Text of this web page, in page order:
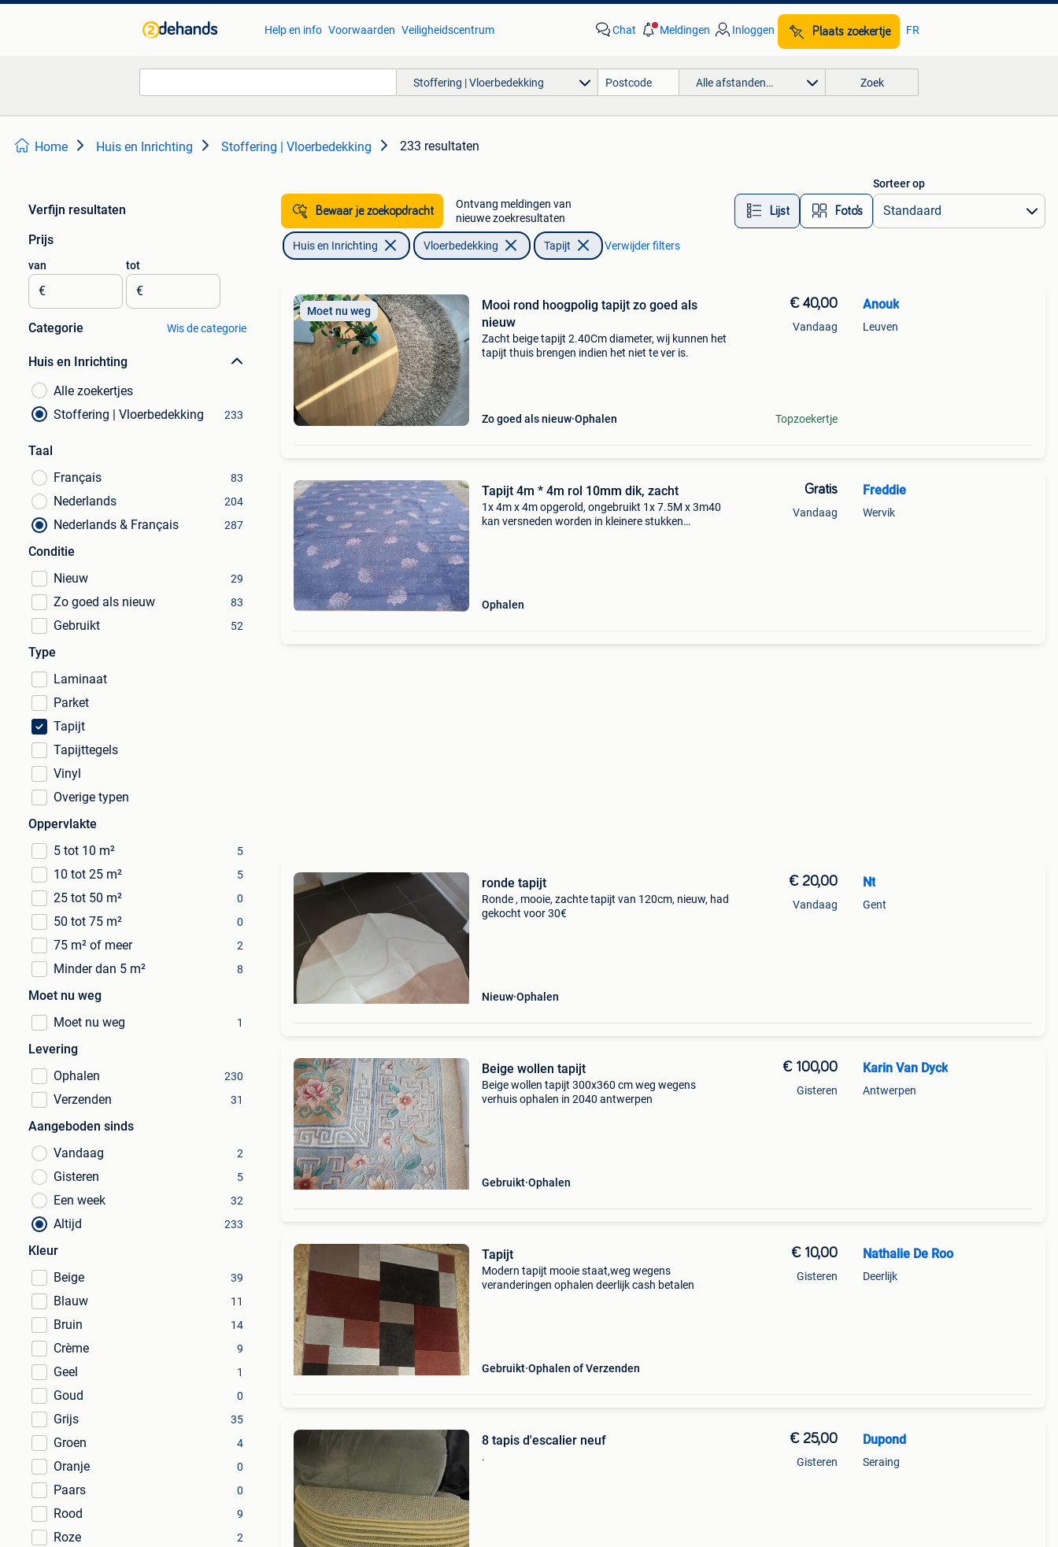
Help en info Voorwaarden Veiligheidscentrum Chat Meldingen Inloggen Plaats zoekertje FR
Stoffering | Vloerbedekking Alle afstanden… Zoek
Home Huis en Inrichting Stoffering | Vloerbedekking 233 resultaten
Verfijn resultaten
Prijs
van
€
tot
€
Categorie Wis de categorie
Huis en Inrichting
Alle zoekertjes
Stoffering | Vloerbedekking
233
Taal
Français
83
Nederlands 204
Nederlands & Français 287
Conditie
Nieuw
29
Zo goed als nieuw 83
Gebruikt 52
Type
Laminaat
Parket
Tapijt
Tapijttegels
Vinyl
Overige typen
Oppervlakte
5 tot 10 m²
5
10 tot 25 m² 5
25 tot 50 m² 0
50 tot 75 m² 0
75 m² of meer 2
Minder dan 5 m² 8
Moet nu weg
Moet nu weg
1
Levering
Ophalen
230
Verzenden 31
Aangeboden sinds
Vandaag
2
Gisteren 5
Een week 32
Altijd 233
Kleur
Beige
39
Blauw 11
Bruin 14
Crème 9
Geel 1
Goud 0
Grijs 35
Groen 4
Oranje 0
Paars 0
Rood 9
Roze 2
Bewaar je zoekopdracht
Ontvang meldingen van
nieuwe zoekresultaten
Lijst Foto’s
Sorteer op
Huis en Inrichting Vloerbedekking Tapijt Verwijder filters
Moet nu weg
Mooi rond hoogpolig tapijt zo goed als
nieuw
Zacht beige tapijt 2.40Cm diameter, wij kunnen het
tapijt thuis brengen indien het niet te ver is.
Zo goed als nieuw Ophalen
€ 40,00
Vandaag
Topzoekertje
Anouk
Leuven
Tapijt 4m * 4m rol 10mm dik, zacht
1x 4m x 4m opgerold, ongebruikt 1x 7.5M x 3m40
kan versneden worden in kleinere stukken
Ophalen
Gratis
Vandaag
Freddie
Wervik
ronde tapijt
Ronde , mooie, zachte tapijt van 120cm, nieuw, had
gekocht voor 30€
Nieuw Ophalen
€ 20,00
Vandaag
Nt
Gent
Beige wollen tapijt
Beige wollen tapijt 300x360 cm weg wegens
verhuis ophalen in 2040 antwerpen
Gebruikt Ophalen
€ 100,00
Gisteren
Karin Van Dyck
Antwerpen
Tapijt
Modern tapijt mooie staat,weg wegens
veranderingen ophalen deerlijk cash betalen
Gebruikt Ophalen of Verzenden
€ 10,00
Gisteren
Nathalie De Roo
Deerlijk
8 tapis d'escalier neuf
.
€ 25,00
Gisteren
Dupond
Seraing